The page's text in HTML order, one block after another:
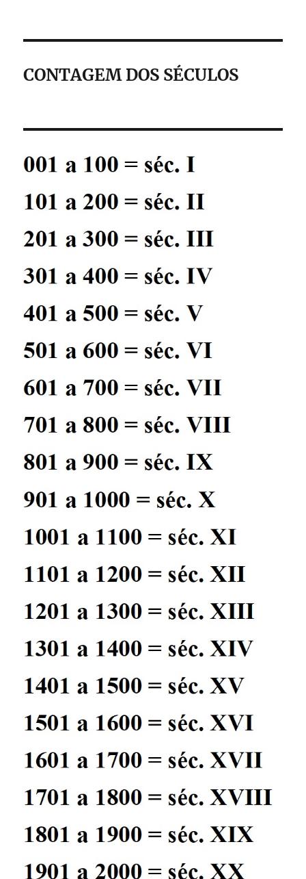
CONTAGEM DOS SÉCULOS